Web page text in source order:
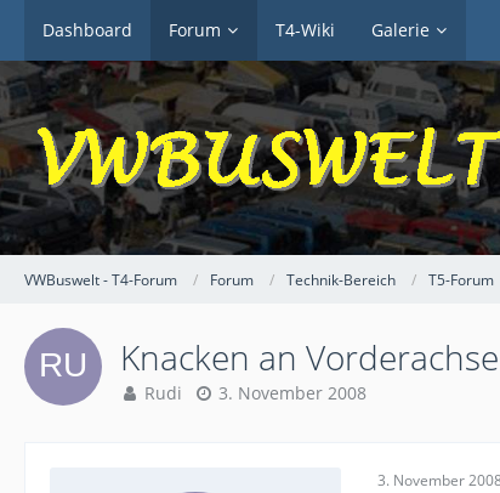
Dashboard Forum T4-Wiki Galerie
VWBuswelt - T4-Forum Forum Technik-Bereich T5-Forum
Knacken an Vorderachse
Rudi 3. November 2008
3. November